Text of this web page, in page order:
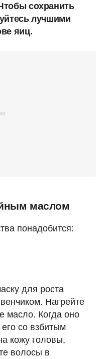
сохранить
лучшими
яиц.
маслом
понадобится:
для роста
Нагрейте
масло. Когда оно
со взбитым
кожу головы,
волосы в